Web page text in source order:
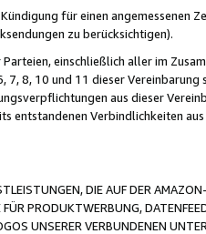
für einen angemessenen
zu berücksichtigen).
einschließlich aller im
8, 10 und 11 dieser
aus dieser
entstandenen Verbindlichkeiten
DIE AUF DER
PRODUKTWERBUNG,
UNSERER VERBUNDENEN